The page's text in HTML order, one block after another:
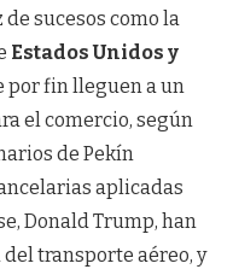
sucesos como la
Estados Unidos y
por fin lleguen a un
el comercio, según
de Pekín
aplicadas
Donald Trump, han
transporte aéreo, y